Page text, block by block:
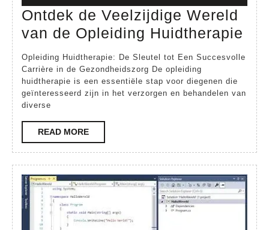
juni
2024
Ontdek de Veelzijdige Wereld
van de Opleiding Huidtherapie
de
van
de
Opleiding Huidtherapie: De Sleutel tot Een Succesvolle
Carrière in de Gezondheidszorg De opleiding
huidtherapie is een essentiële stap voor diegenen die
geïnteresseerd zijn in het verzorgen en behandelen van
diverse
READ MOREREAD
MORE